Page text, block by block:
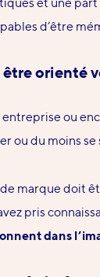
d’être
orienté
ou
ou du moins
marque doit
pris
dans